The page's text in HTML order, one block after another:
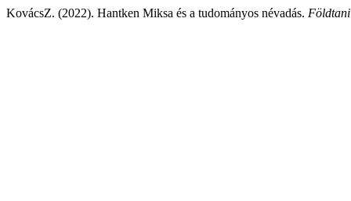
KovácsZ. (2022). Hantken Miksa és a tudományos névadás.